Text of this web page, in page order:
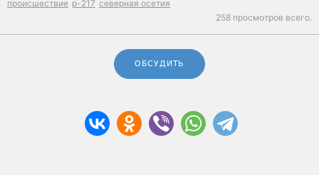
происшествие р-217 северная осетия
258 просмотров всего.
ОБСУДИТЬ